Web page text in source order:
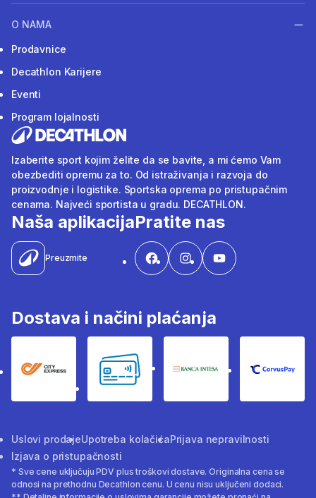
O NAMA
Prodavnice
Decathlon Karijere
Eventi
Program lojalnosti
Izaberite sport kojim želite da se bavite, a mi ćemo Vam
obezbediti opremu za to. Od istraživanja i razvoja do
proizvodnje i logistike. Sportska oprema po pristupačnim
cenama. Najveći sportista u gradu. DECATHLON.
Naša aplikacija
Preuzmite
Pratite nas
Dostava i načini plaćanja
City Express Bankovne karticeBanka Intesa
Uslovi prodajeUpotreba kolačićaPrijava nepravilnosti
Izjava o pristupačnosti
* Sve cene uključuju PDV plus troškovi dostave. Originalna cena se
odnosi na prethodnu Decathlon cenu. U cenu nisu uključeni dodaci.